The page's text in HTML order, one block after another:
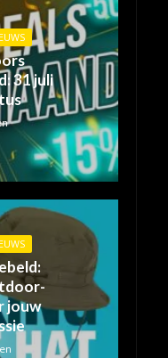
31 juli
jouw